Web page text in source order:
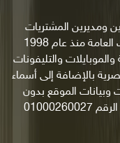
ومديرين المشتريات
والتسويق والمبيعات والتصدير والعلاقات العامة منذ عام 1998
والموبايلات والتليفونات
بالإضافة إلى أسماء
الموقع بدون